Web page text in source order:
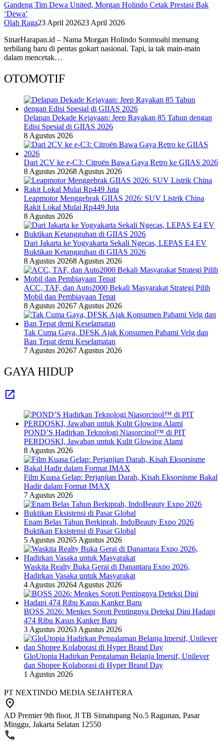
Gandeng Tim Dewa United, Morgan Holindo Cetak Prestasi Bak
‘Dewa’
Olah Raga23 April 202623 April 2026
SinarHarapan.id – Nama Morgan Holindo Sonmoahi memang
terbilang baru di pentas gokart nasional. Tapi, ia tak main-main
dalam mencetak…
OTOMOTIF
Delapan Dekade Kejayaan: Jeep Rayakan 85 Tahun dengan
Edisi Spesial di GIIAS 2026
8 Agustus 2026
Dari 2CV ke e-C3: Citroën Bawa Gaya Retro ke GIIAS 2026
8 Agustus 20268 Agustus 2026
Leapmotor Menggebrak GIIAS 2026: SUV Listrik China
Rakit Lokal Mulai Rp449 Juta
8 Agustus 2026
Dari Jakarta ke Yogyakarta Sekali Ngecas, LEPAS E4 EV
Buktikan Ketangguhan di GIIAS 2026
8 Agustus 20268 Agustus 2026
ACC, TAF, dan Auto2000 Bekali Masyarakat Strategi Pilih
Mobil dan Pembiayaan Tepat
8 Agustus 20267 Agustus 2026
Tak Cuma Gaya, DFSK Ajak Konsumen Pahami Velg dan
Ban Tepat demi Keselamatan
7 Agustus 20267 Agustus 2026
GAYA HIDUP
POND’S Hadirkan Teknologi Niasorcinol™ di PIT
PERDOSKI, Jawaban untuk Kulit Glowing Alami
8 Agustus 2026
Film Kuasa Gelap: Perjanjian Darah, Kisah Eksorsisme Bakal
Hadir dalam Format IMAX
7 Agustus 2026
Enam Belas Tahun Berkiprah, IndoBeauty Expo 2026
Buktikan Eksistensi di Pasar Global
5 Agustus 20265 Agustus 2026
Waskita Realty Buka Gerai di Danantara Expo 2026,
Hadirkan Vasaka untuk Masyarakat
4 Agustus 20264 Agustus 2026
BOSS 2026: Menkes Soroti Pentingnya Deteksi Dini Hadapi
474 Ribu Kasus Kanker Baru
3 Agustus 20263 Agustus 2026
GloUtopia Hadirkan Pengalaman Belanja Imersif, Unilever
dan Shopee Kolaborasi di Hyper Brand Day
1 Agustus 2026
PT NEXTINDO MEDIA SEJAHTERA
AD Premier 9th floor, Jl TB Simatupang No.5 Ragunan, Pasar
Minggu, Jakarta Selatan 12550